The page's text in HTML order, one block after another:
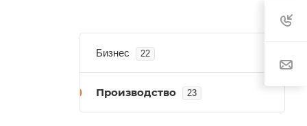
Бизнес 22
Производство 23